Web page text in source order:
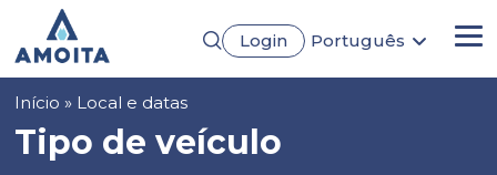
conteúdo
principal
Login
Português
Navegação
estrutural
Início Local e datas
Tipo de veículo